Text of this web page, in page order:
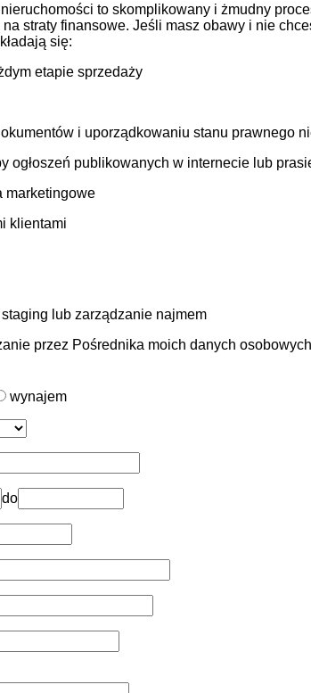
to skomplikowany i żmudny
straty finansowe. Jeśli masz obawy i nie
się:
etapie sprzedaży
i uporządkowaniu stanu prawnego
ogłoszeń publikowanych w internecie lub
marketingowe
klientami
lub zarządzanie najmem
przez Pośrednika moich danych
wynajem
do